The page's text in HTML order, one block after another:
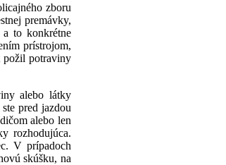
zboru
premávky,
a to konkrétne
prístrojom,
požil potraviny
alebo látky
pred jazdou
alebo len
rozhodujúca.
V prípadoch
skúšku, na